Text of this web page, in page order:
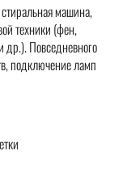
машина,
техники (фен,
др.). Повседневного
подключение ламп